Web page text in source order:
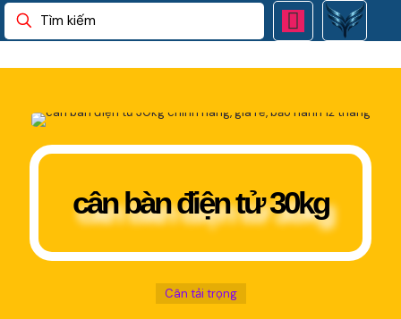
cân bàn điện tử 30kg
Cân tải trọng